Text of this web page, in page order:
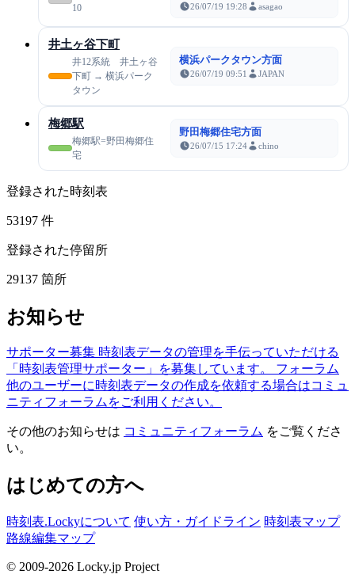
10
26/07/19 19:28 asagao
井土ヶ谷下町
井12系統 井土ヶ谷
下町 → 横浜パーク
タウン
横浜パークタウン方面
26/07/19 09:51 JAPAN
梅郷駅
梅郷駅=野田梅郷住
宅
野田梅郷住宅方面
26/07/15 17:24 chino
登録された時刻表
53197 件
登録された停留所
29137 箇所
お知らせ
サポーター募集 時刻表データの管理を手伝っていただける
「時刻表管理サポーター」を募集しています。
フォーラム
他のユーザーに時刻表データの作成を依頼する場合はコミュ
ニティフォーラムをご利用ください。
その他のお知らせは コミュニティフォーラム をご覧くださ
い。
はじめての方へ
時刻表.Lockyについて 使い方・ガイドライン 時刻表マップ
路線編集マップ
© 2009-2026 Locky.jp Project